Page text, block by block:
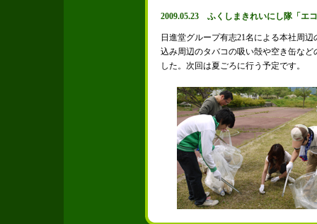
2009.05.23 ふくしまきれいにし隊「エ
日進堂グループ有志21名による本社周
込み周辺のタバコの吸い殻や空き缶な
した。次回は夏ごろに行う予定です。